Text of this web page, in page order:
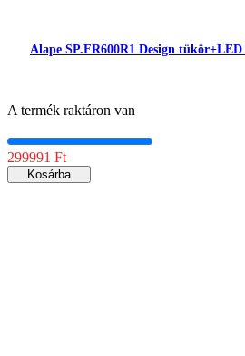
Alape SP.FR600R1 Design
A termék raktáron van
299991 Ft
Kosárba